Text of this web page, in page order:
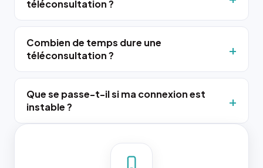
téléconsultation ?
Combien de temps dure une
téléconsultation ?
Que se passe-t-il si ma connexion est
instable ?